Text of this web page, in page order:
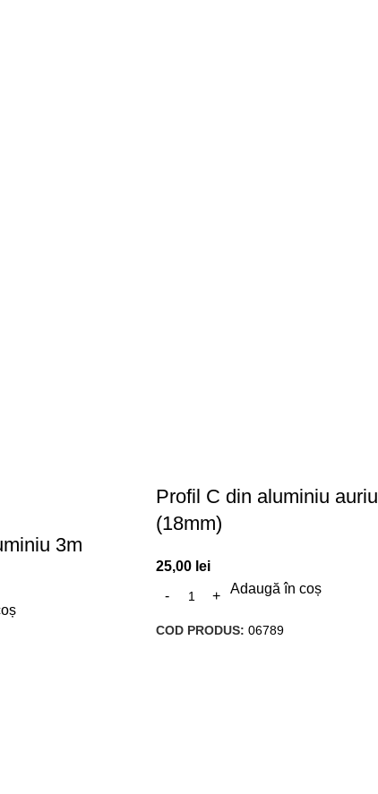
3m
Profil C din aluminiu auriu
(18mm)
25,00 lei
Adaugă în coș
COD PRODUS: 06789